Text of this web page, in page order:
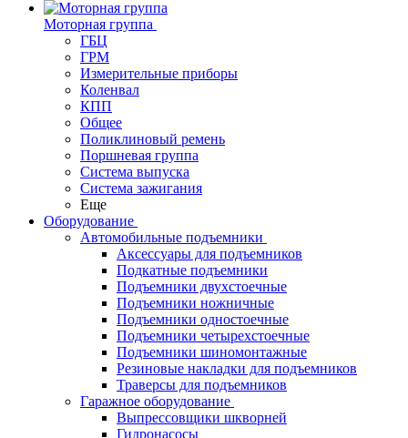
Моторная группа
ГБЦ
ГРМ
Измерительные приборы
Коленвал
КПП
Общее
Поликлиновый ремень
Поршневая группа
Система выпуска
Система зажигания
Еще
Оборудование
Автомобильные подъемники
Аксессуары для подъемников
Подкатные подъемники
Подъемники двухстоечные
Подъемники ножничные
Подъемники одностоечные
Подъемники четырехстоечные
Подъемники шиномонтажные
Резиновые накладки для подъемников
Траверсы для подъемников
Гаражное оборудование
Выпрессовщики шкворней
Гидронасосы